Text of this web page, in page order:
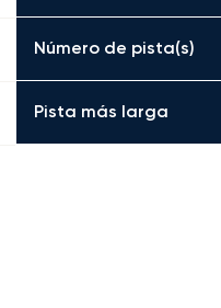
Número de pista(s)
Pista más larga